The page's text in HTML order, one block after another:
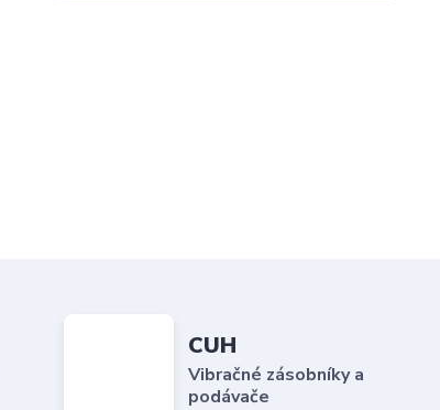
CUH
Vibračné zásobníky a
podávače